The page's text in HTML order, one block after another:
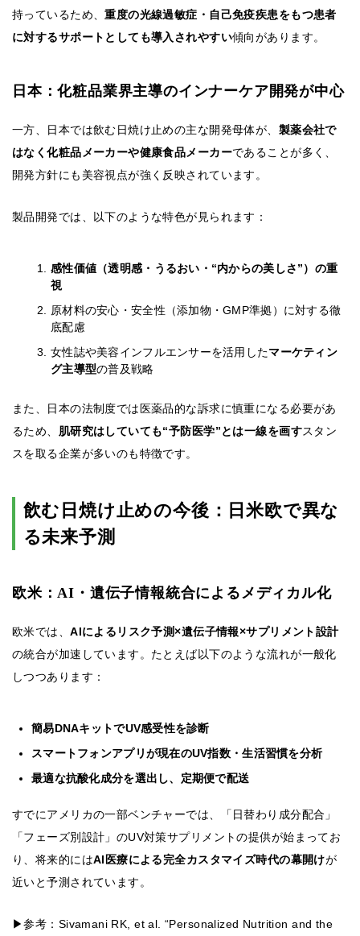
持っているため、重度の光線過敏症・自己免疫疾患をもつ患者
に対するサポートとしても導入されやすい傾向があります。
日本：化粧品業界主導のインナーケア開発が中心
一方、日本では飲む日焼け止めの主な開発母体が、 製薬会社で
はなく化粧品メーカーや健康食品メーカーであることが多く、
開発方針にも美容視点が強く反映されています。
製品開発では、以下のような特色が見られます：
感性価値（透明感・うるおい・“内からの美しさ”）の重
視
原材料の安心・安全性（添加物・GMP準拠）に対する徹
底配慮
女性誌や美容インフルエンサーを活用したマーケティン
グ主導型の普及戦略
また、日本の法制度では医薬品的な訴求に慎重になる必要があ
るため、 肌研究はしていても“予防医学”とは一線を画すスタン
スを取る企業が多いのも特徴です。
飲む日焼け止めの今後：日米欧で異な
る未来予測
欧米：AI・遺伝子情報統合によるメディカル化
欧米では、AIによるリスク予測×遺伝子情報×サプリメント設計
の統合が加速しています。たとえば以下のような流れが一般化
しつつあります：
簡易DNAキットでUV感受性を診断
スマートフォンアプリが現在のUV指数・生活習慣を分析
最適な抗酸化成分を選出し、定期便で配送
すでにアメリカの一部ベンチャーでは、「日替わり成分配合」
「フェーズ別設計」のUV対策サプリメントの提供が始まってお
り、将来的にはAI医療による完全カスタマイズ時代の幕開けが
近いと予測されています。
▶参考：Sivamani RK, et al. “Personalized Nutrition and the